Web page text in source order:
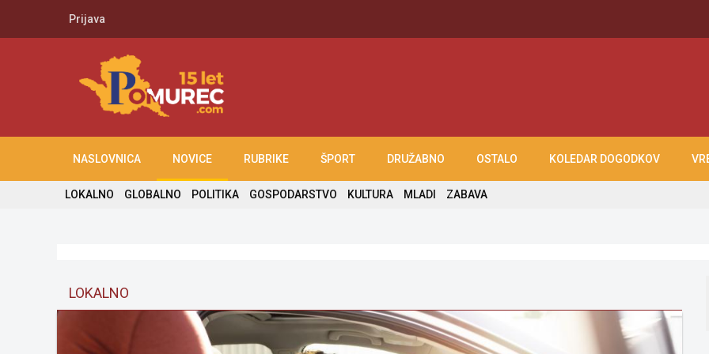
Prijava
NASLOVNICA NOVICE RUBRIKE ŠPORT DRUŽABNO OSTALO KOLEDAR DOGODKOV
LOKALNO GLOBALNO POLITIKA GOSPODARSTVO KULTURA MLADI ZABAVA
LOKALNO